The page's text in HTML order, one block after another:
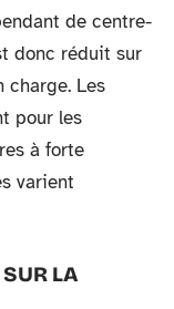
de centre-
donc réduit sur
charge. Les
pour les
à forte
varient
LA